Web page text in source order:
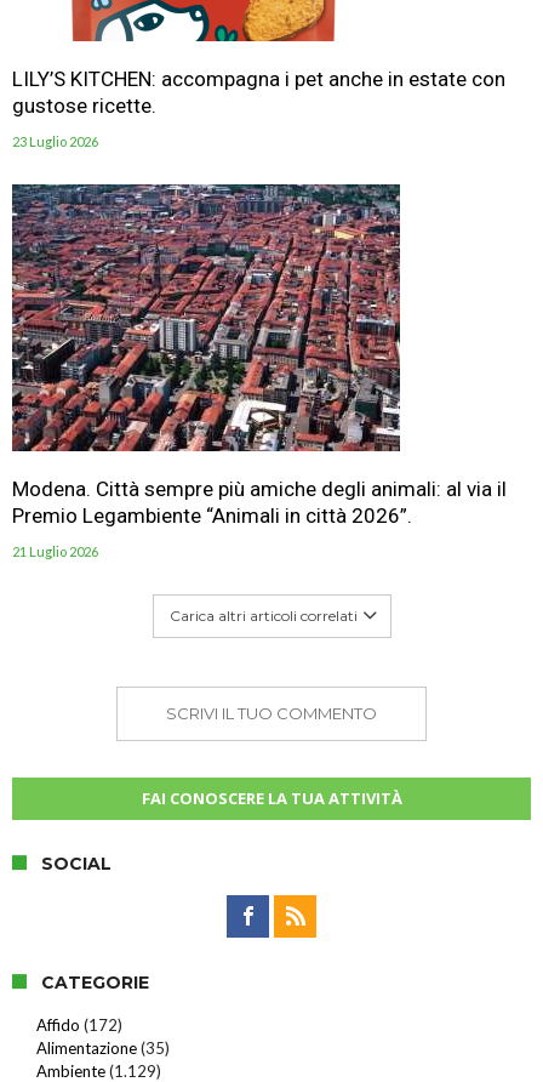
LILY’S KITCHEN: accompagna i pet anche in estate con
gustose ricette.
23 Luglio 2026
Modena. Città sempre più amiche degli animali: al via il
Premio Legambiente “Animali in città 2026”.
21 Luglio 2026
Carica altri articoli correlati
SCRIVI IL TUO COMMENTO
FAI CONOSCERE LA TUA ATTIVITÀ
SOCIAL
CATEGORIE
Affido (172)
Alimentazione(35)
Ambiente(1.129)